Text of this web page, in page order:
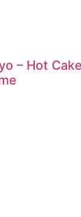
– Hot